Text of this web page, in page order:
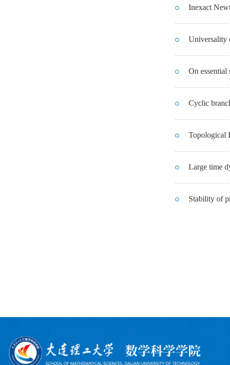
Inexact
Universality
On essential
Cyclic
Topological
Large time
Stability of